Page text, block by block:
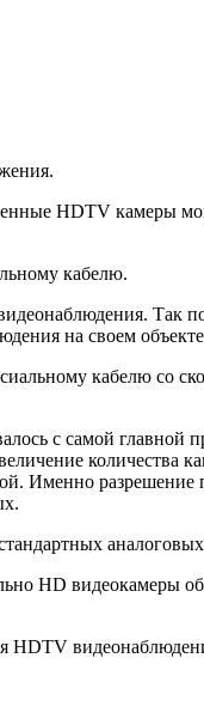
HDTV камеры
кабелю.
Так
на своем
кабелю со
с самой главной
количества
Именно
HD видеокамеры